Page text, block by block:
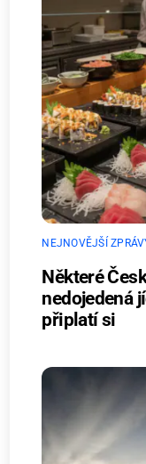
NEJNOVĚJŠÍ
Některé
nedojedená
připlatí si